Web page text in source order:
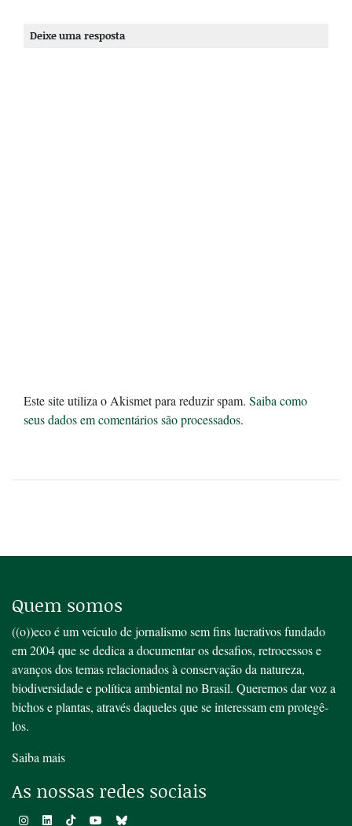
Deixe uma resposta
Este site utiliza o Akismet para reduzir spam. Saiba como
seus dados em comentários são processados.
Quem somos
((o))eco é um veículo de jornalismo sem fins lucrativos fundado
em 2004 que se dedica a documentar os desafios, retrocessos e
avanços dos temas relacionados à conservação da natureza,
biodiversidade e política ambiental no Brasil. Queremos dar voz a
bichos e plantas, através daqueles que se interessam em protegê-
los.
Saiba mais
As nossas redes sociais